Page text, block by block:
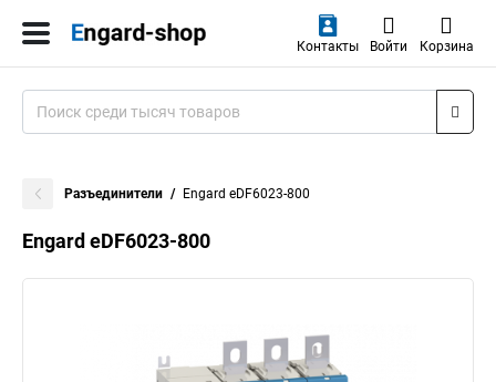
Контакты Войти Корзина
Разъединители Engard eDF6023-800
Engard eDF6023-800